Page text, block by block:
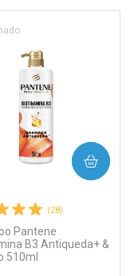
Desconto
sem Desconto
(28)
Pantene
B3 Antiqueda+ &
510ml
COMPRAR